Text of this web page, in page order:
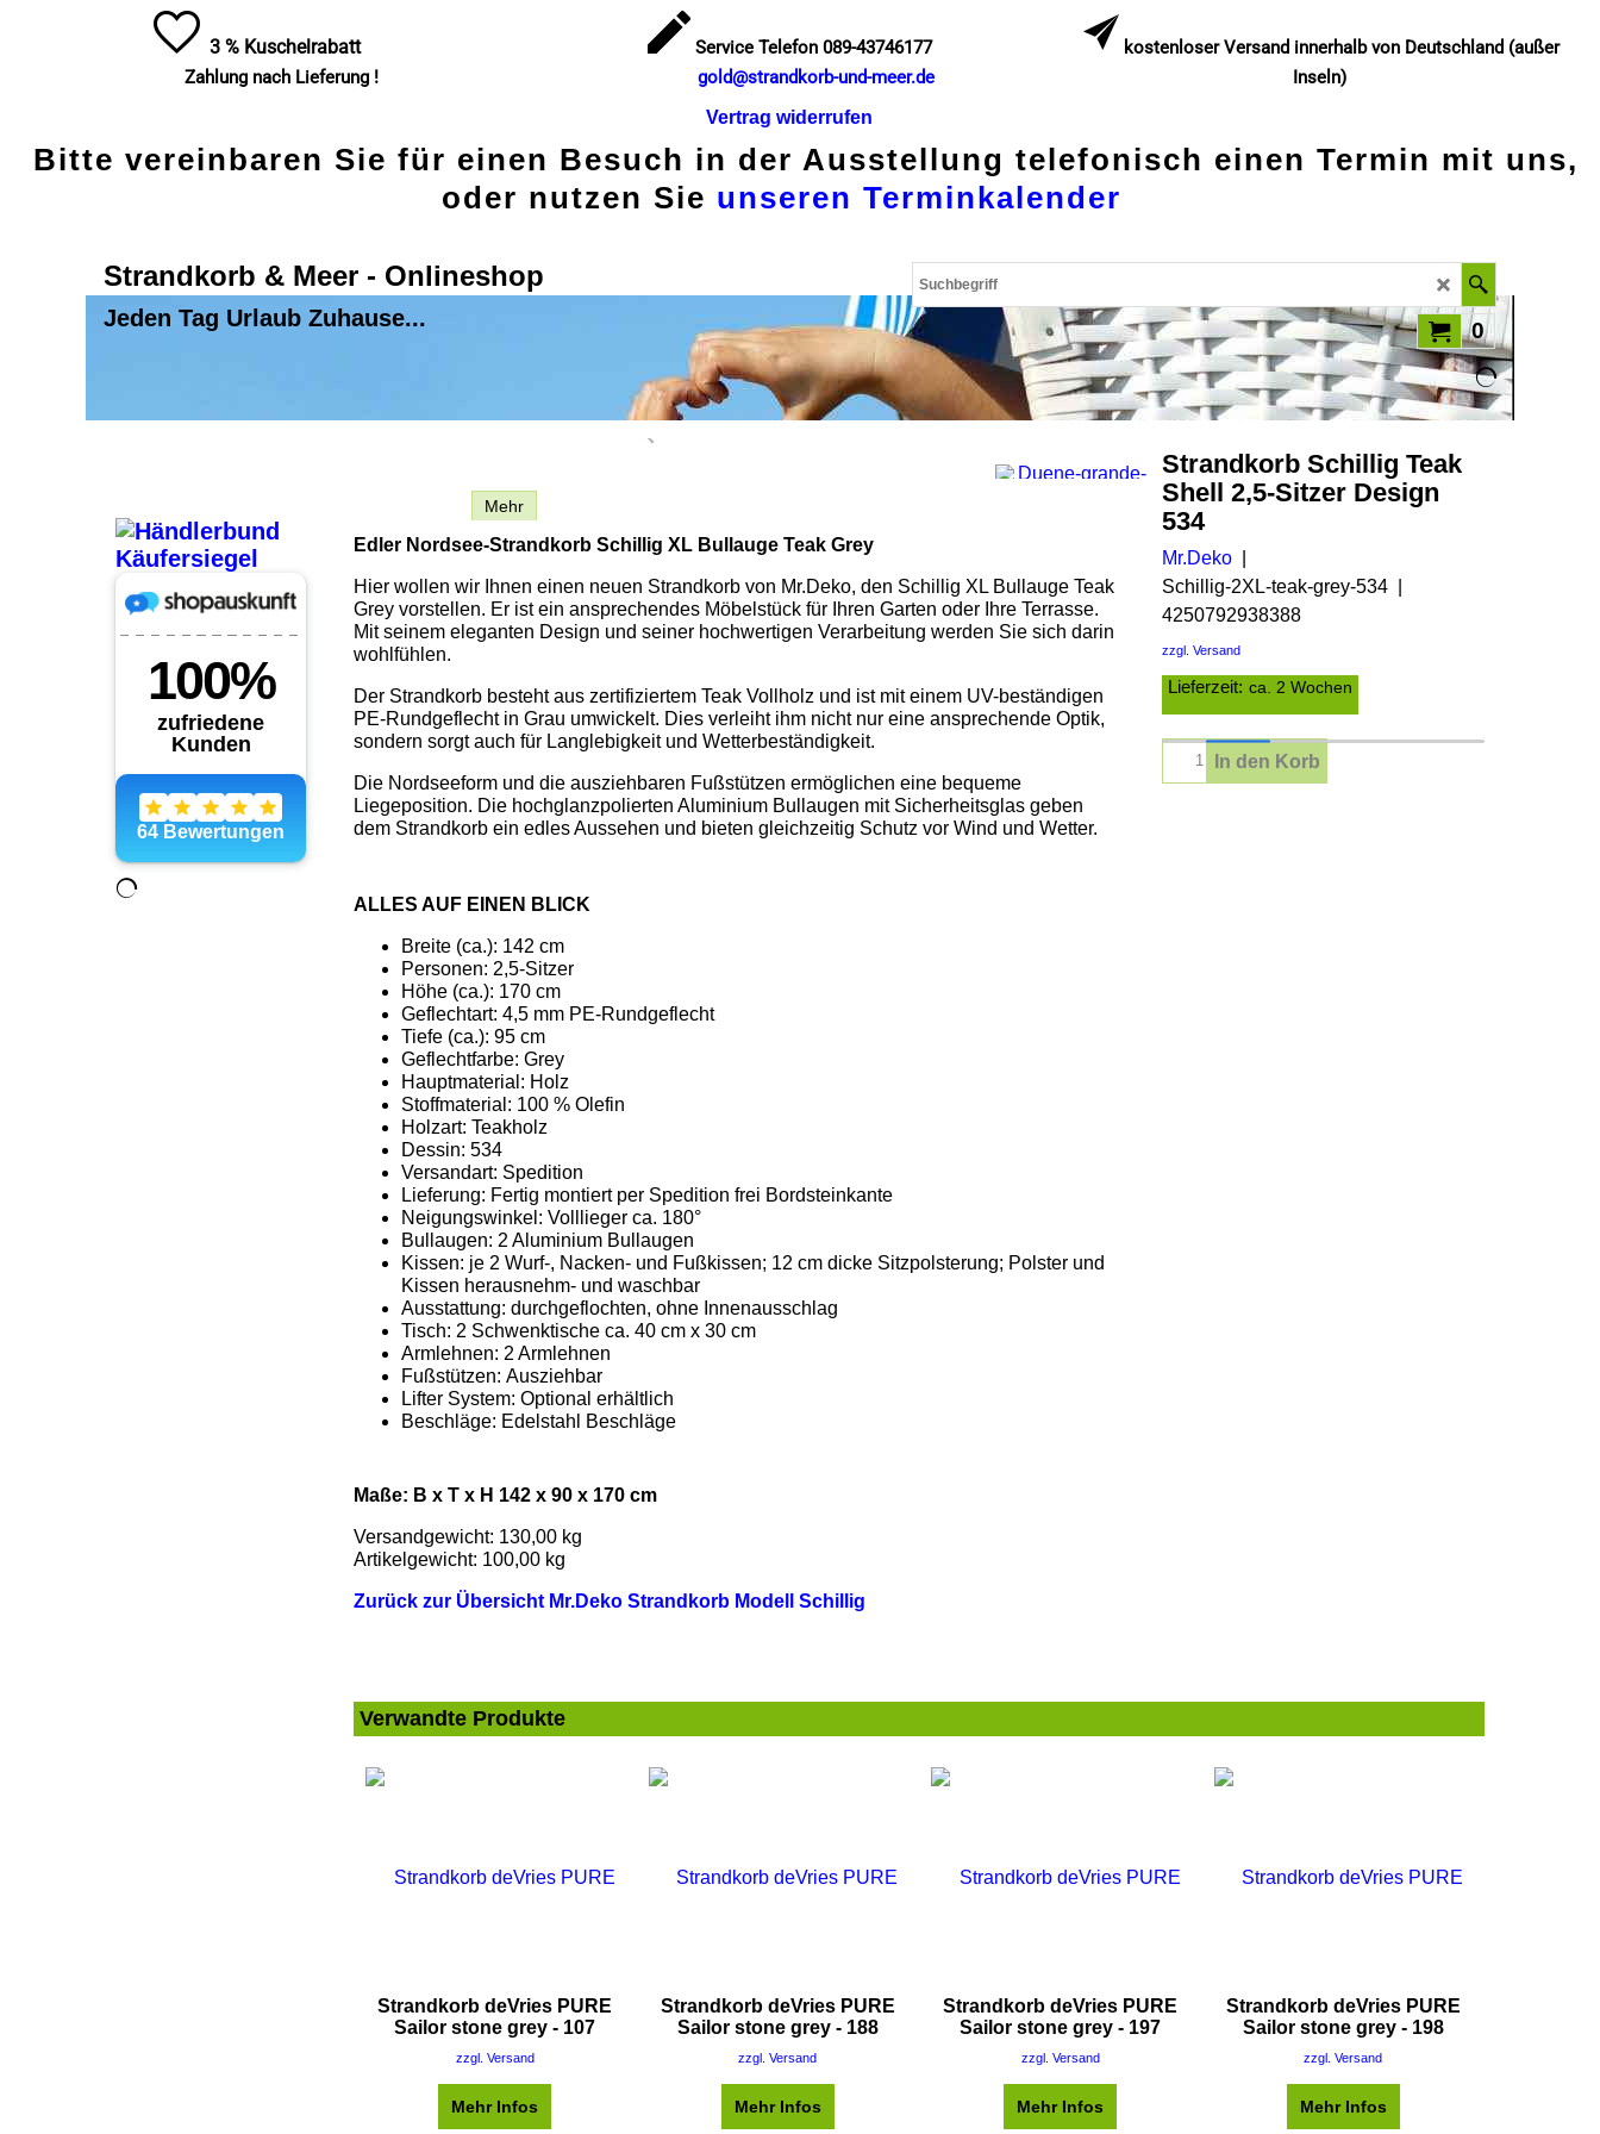
3 % Kuschelrabatt
Zahlung nach Lieferung !
Service Telefon 089-43746177
gold@strandkorb-und-meer.de
Vertrag widerrufen
kostenloser Versand innerhalb von Deutschland (außer
Inseln)
Bitte vereinbaren Sie für einen Besuch in der Ausstellung telefonisch einen Termin mit uns,
oder nutzen Sie unseren Terminkalender
Strandkorb & Meer - Onlineshop
Jeden Tag Urlaub Zuhause... 0
Strandkorb Schillig Teak
Shell 2,5-Sitzer Design
534
Mr.Deko
Schillig-2XL-teak-grey-534
4250792938388
zzgl. Versand
Lieferzeit: ca. 2 Wochen
In den Korb
Mehr
Edler Nordsee-Strandkorb Schillig XL Bullauge Teak Grey
Hier wollen wir Ihnen einen neuen Strandkorb von Mr.Deko, den Schillig XL Bullauge Teak
Grey vorstellen. Er ist ein ansprechendes Möbelstück für Ihren Garten oder Ihre Terrasse.
Mit seinem eleganten Design und seiner hochwertigen Verarbeitung werden Sie sich darin
wohlfühlen.
Der Strandkorb besteht aus zertifiziertem Teak Vollholz und ist mit einem UV-beständigen
PE-Rundgeflecht in Grau umwickelt. Dies verleiht ihm nicht nur eine ansprechende Optik,
sondern sorgt auch für Langlebigkeit und Wetterbeständigkeit.
Die Nordseeform und die ausziehbaren Fußstützen ermöglichen eine bequeme
Liegeposition. Die hochglanzpolierten Aluminium Bullaugen mit Sicherheitsglas geben
dem Strandkorb ein edles Aussehen und bieten gleichzeitig Schutz vor Wind und Wetter.
ALLES AUF EINEN BLICK
Breite (ca.): 142 cm
Personen: 2,5-Sitzer
Höhe (ca.): 170 cm
Geflechtart: 4,5 mm PE-Rundgeflecht
Tiefe (ca.): 95 cm
Geflechtfarbe: Grey
Hauptmaterial: Holz
Stoffmaterial: 100 % Olefin
Holzart: Teakholz
Dessin: 534
Versandart: Spedition
Lieferung: Fertig montiert per Spedition frei Bordsteinkante
Neigungswinkel: Volllieger ca. 180°
Bullaugen: 2 Aluminium Bullaugen
Kissen: je 2 Wurf-, Nacken- und Fußkissen; 12 cm dicke Sitzpolsterung; Polster und
Kissen herausnehm- und waschbar
Ausstattung: durchgeflochten, ohne Innenausschlag
Tisch: 2 Schwenktische ca. 40 cm x 30 cm
Armlehnen: 2 Armlehnen
Fußstützen: Ausziehbar
Lifter System: Optional erhältlich
Beschläge: Edelstahl Beschläge
Maße: B x T x H 142 x 90 x 170 cm
Versandgewicht: 130,00 kg
Artikelgewicht: 100,00 kg
Zurück zur Übersicht Mr.Deko Strandkorb Modell Schillig
Verwandte Produkte
Strandkorb deVries PURE
Sailor stone grey - 107
zzgl. Versand
Mehr Infos
Strandkorb deVries PURE
Sailor stone grey - 188
zzgl. Versand
Mehr Infos
Strandkorb deVries PURE
Sailor stone grey - 197
zzgl. Versand
Mehr Infos
Strandkorb deVries PURE
Sailor stone grey - 198
zzgl. Versand
Mehr Infos